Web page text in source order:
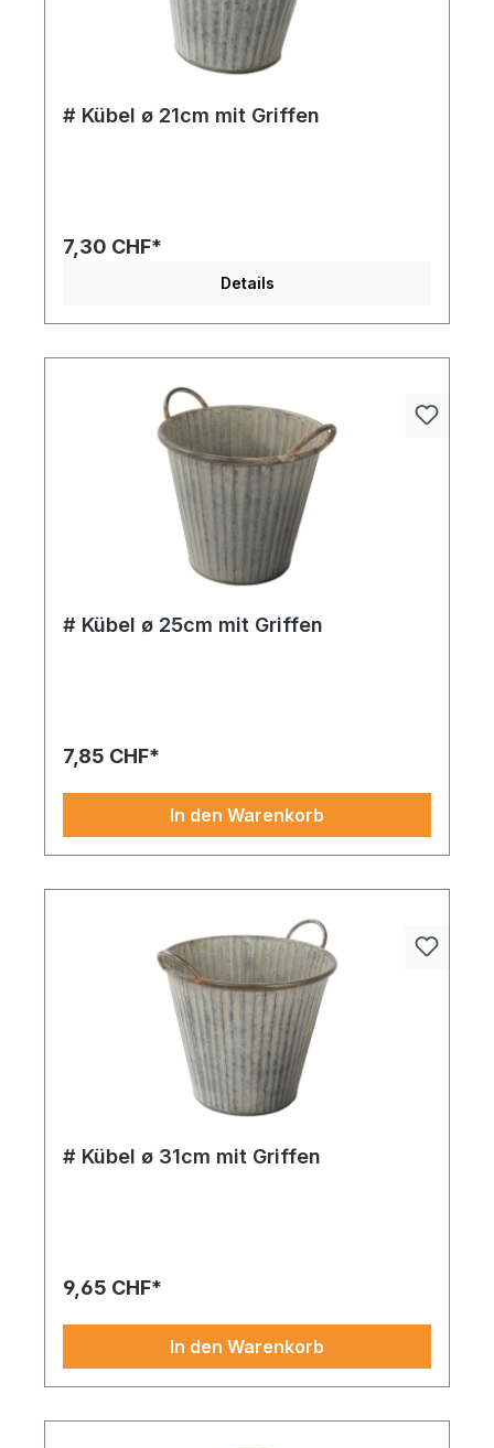
# Kübel ø 21cm mit Griffen
7,30 CHF*
Details
# Kübel ø 25cm mit Griffen
7,85 CHF*
In den Warenkorb
# Kübel ø 31cm mit Griffen
9,65 CHF*
In den Warenkorb